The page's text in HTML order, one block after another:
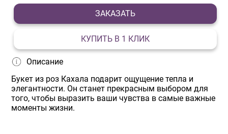
ЗАКАЗАТЬ
КУПИТЬ В 1 КЛИК
Описание
Букет из роз Каxала подарит ощущение тепла и
элегантности. Он станет прекрасным выбором для
того, чтобы выразить ваши чувства в самые важные
моменты жизни.